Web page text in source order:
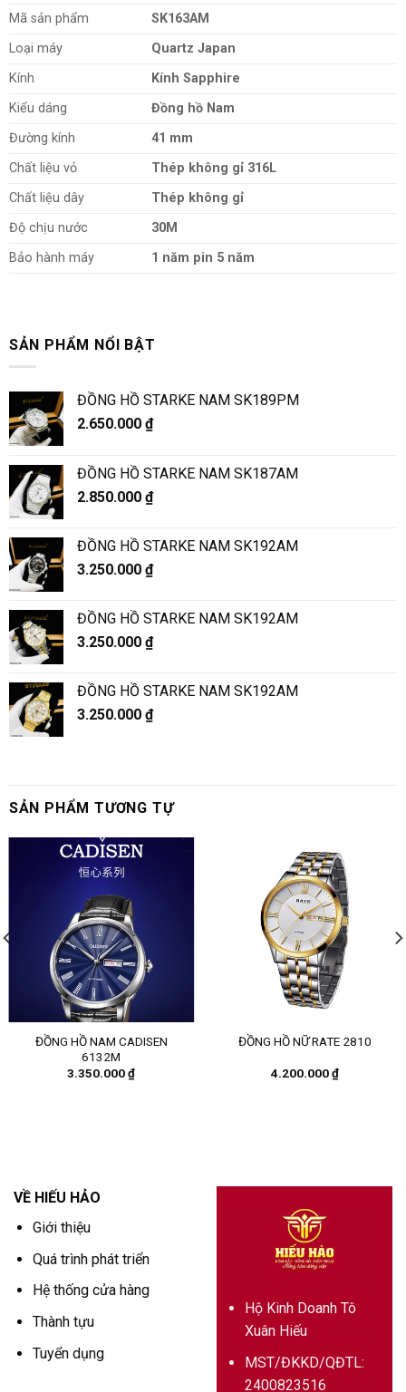
Mã sản phẩm
SK163AM
Loại máy
Quartz Japan
Kính
Kính Sapphire
Kiểu dáng
Đồng hồ Nam
Đường kính
41 mm
Chất liệu vỏ
Thép không gỉ 316L
Chất liệu dây
Thép không gỉ
Độ chịu nước
30M
Bảo hành máy
1 năm pin 5 năm
SẢN PHẨM NỔI BẬT
ĐỒNG HỒ STARKE NAM SK189PM
2.650.000 ₫
ĐỒNG HỒ STARKE NAM SK187AM
2.850.000 ₫
ĐỒNG HỒ STARKE NAM SK192AM
3.250.000 ₫
ĐỒNG HỒ STARKE NAM SK192AM
3.250.000 ₫
ĐỒNG HỒ STARKE NAM SK192AM
3.250.000 ₫
SẢN PHẨM TƯƠNG TỰ
ĐỒNG HỒ NAM CADISEN
6132M
3.350.000₫
ĐỒNG HỒ NỮ RATE 2810
4.200.000₫
VỀ HIẾU HẢO
Giới thiệu
Quá trình phát triển
Hệ thống cửa hàng
Thành tựu
Tuyển dụng
Hộ Kinh Doanh Tô
Xuân Hiếu
MST/ĐKKD/QĐTL:
2400823516